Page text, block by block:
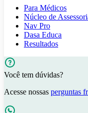
Para Médicos
Núcleo de
Nav Pro
Dasa Educa
Resultados
Você tem dúvidas?
Acesse nossas perguntas